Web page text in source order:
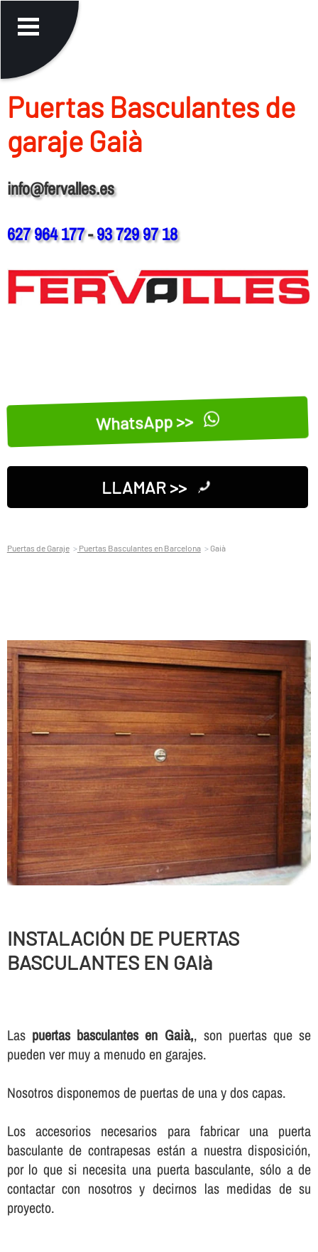
Puertas Basculantes de
garaje Gaià
info@fervalles.es
627 964 177-93 729 97 18
WhatsApp >>
LLAMAR >>
Puertas de Garaje Puertas Basculantes en Barcelona Gaià
INSTALACIÓN DE PUERTAS
BASCULANTES EN GAIà
Las puertas basculantes en Gaià,, son puertas que se
pueden ver muy a menudo en garajes.
Nosotros disponemos de puertas de una y dos capas.
Los accesorios necesarios para fabricar una puerta
basculante de contrapesas están a nuestra disposición,
por lo que si necesita una puerta basculante, sólo a de
contactar con nosotros y decirnos las medidas de su
proyecto.